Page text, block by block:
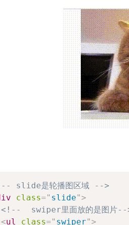
slide是轮播图区域 -->
class=" slide">
<!--  swiper里面放的是图片--
<ul class=" swiper">